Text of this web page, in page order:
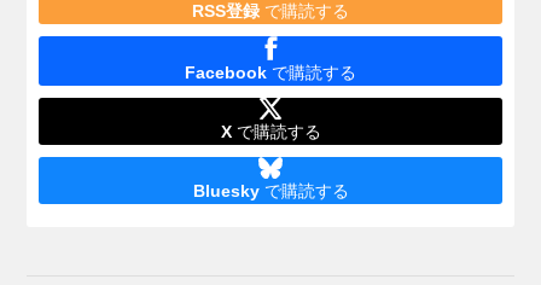
RSS登録 で購読する
Facebook で購読する
Xで購読する
Blueskyで購読する